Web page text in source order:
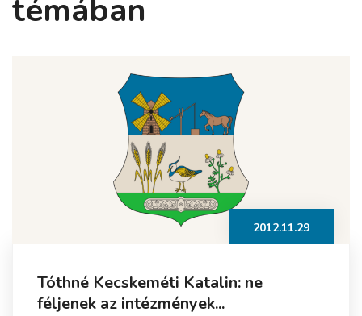
témában
2012.11.29
Tóthné Kecskeméti Katalin: ne
féljenek az intézmények...